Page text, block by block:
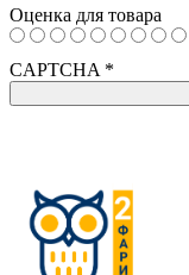
Оценка для товара
CAPTCHA *